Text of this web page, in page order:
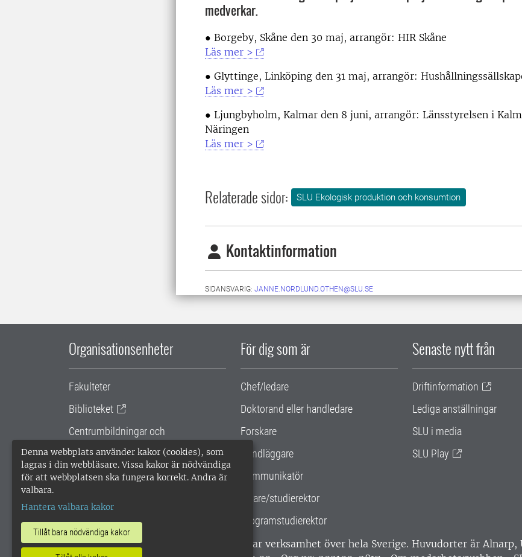
Denna webbplats använder kakor (cookies), som
lagras i din webbläsare. Vissa kakor är nödvändiga
för att webbplatsen ska fungera korrekt. Andra är
valbara.
Hantera valbara kakor
Tillåt bara nödvändiga kakor
medverkar.
● Borgeby, Skåne den 30 maj, arrangör: HIR Skåne
Läs mer >
● Glyttinge, Linköping den 31 maj, arrangör:
Läs mer >
● Ljungbyholm, Kalmar den 8 juni, arrangör: Länsstyrelsen i
Näringen
Läs mer >
Relaterade sidor: SLU Ekologisk produktion och konsumtion
Kontaktinformation
SIDANSVARIG: JANNE.NORDLUND.OTHEN@SLU.SE
Organisationsenheter
Fakulteter
Biblioteket
Centrumbildningar och
samarbetsprojekt
Gemensamma verksamhetsstödet
För dig som är
Chef/ledare
Doktorand eller handledare
Forskare
Handläggare
Kommunikatör
Lärare/studierektor
Programstudierektor
Senaste nytt från
Driftinformation
Lediga anställningar
SLU i media
SLU Play
SLU, Sveriges lantbruksuniversitet, har verksamhet över hela Sverige. Huvudorter är Alnarp,